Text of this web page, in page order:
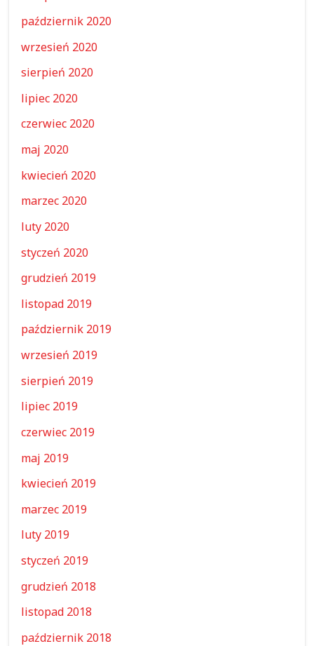
październik 2020
wrzesień 2020
sierpień 2020
lipiec 2020
czerwiec 2020
maj 2020
kwiecień 2020
marzec 2020
luty 2020
styczeń 2020
grudzień 2019
listopad 2019
październik 2019
wrzesień 2019
sierpień 2019
lipiec 2019
czerwiec 2019
maj 2019
kwiecień 2019
marzec 2019
luty 2019
styczeń 2019
grudzień 2018
listopad 2018
październik 2018